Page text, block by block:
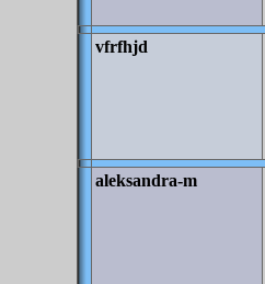
vfrfhjd
aleksandra-m